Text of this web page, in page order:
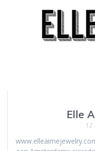
Elle
12